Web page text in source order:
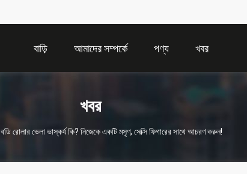
বাড়ি আমাদের সম্পর্কে পণ্য খবর
খবর
বডি রোলার ভেলা ভাস্কর্য কি? নিজেকে একটি মসৃণ, সেক্সি ফিগারের সাথে আচরণ করুন!